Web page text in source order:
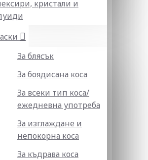
кристали и
За блясък
За боядисана коса
За всеки тип коса/
ежедневна употреба
За изглаждане и
непокорна коса
За къдрава коса